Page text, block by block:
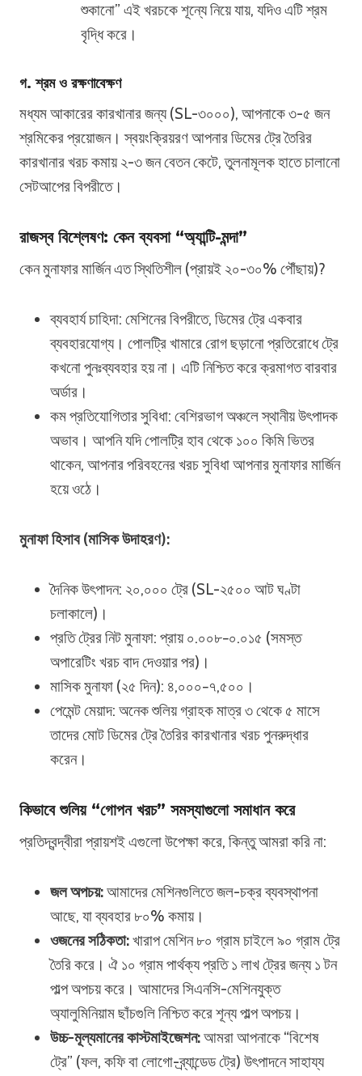
শুকানো” এই খরচকে শূন্যে নিয়ে যায়, যদিও এটি শ্রম
বৃদ্ধি করে।
গ. শ্রম ও রক্ষণাবেক্ষণ
মধ্যম আকারের কারখানার জন্য (SL-৩০০০), আপনাকে ৩-৫ জন
শ্রমিকের প্রয়োজন। স্বয়ংক্রিয়রণ আপনার ডিমের ট্রে তৈরির
কারখানার খরচ কমায় ২-৩ জন বেতন কেটে, তুলনামূলক হাতে চালানো
সেটআপের বিপরীতে।
রাজস্ব বিশ্লেষণ: কেন ব্যবসা “অ্যান্টি-মন্দা”
কেন মুনাফার মার্জিন এত স্থিতিশীল (প্রায়ই ২০-৩০% পৌঁছায়)?
ব্যবহার্য চাহিদা: মেশিনের বিপরীতে, ডিমের ট্রে একবার
ব্যবহারযোগ্য। পোলট্রি খামারে রোগ ছড়ানো প্রতিরোধে ট্রে
কখনো পুনঃব্যবহার হয় না। এটি নিশ্চিত করে ক্রমাগত বারবার
অর্ডার।
কম প্রতিযোগিতার সুবিধা: বেশিরভাগ অঞ্চলে স্থানীয় উৎপাদক
অভাব। আপনি যদি পোলট্রি হাব থেকে ১০০ কিমি ভিতর
থাকেন, আপনার পরিবহনের খরচ সুবিধা আপনার মুনাফার মার্জিন
হয়ে ওঠে।
মুনাফা হিসাব (মাসিক উদাহরণ):
দৈনিক উৎপাদন: ২০,০০০ ট্রে (SL-২৫০০ আট ঘণ্টা
চলাকালে)।
প্রতি ট্রের নিট মুনাফা: প্রায় ০.০০৮−০.০১৫ (সমস্ত
অপারেটিং খরচ বাদ দেওয়ার পর)।
মাসিক মুনাফা (২৫ দিন): ৪,০০০−৭,৫০০।
পেমেন্ট মেয়াদ: অনেক শুলিয় গ্রাহক মাত্র ৩ থেকে ৫ মাসে
তাদের মোট ডিমের ট্রে তৈরির কারখানার খরচ পুনরুদ্ধার
করেন।
কিভাবে শুলিয় “গোপন খরচ” সমস্যাগুলো সমাধান করে
প্রতিদ্বন্দ্বীরা প্রায়শই এগুলো উপেক্ষা করে, কিন্তু আমরা করি না:
জল অপচয়:আমাদের মেশিনগুলিতে জল-চক্র ব্যবস্থাপনা
আছে, যা ব্যবহার ৮০% কমায়।
ওজনের সঠিকতা:খারাপ মেশিন ৮০ গ্রাম চাইলে ৯০ গ্রাম ট্রে
তৈরি করে। ঐ ১০ গ্রাম পার্থক্য প্রতি ১ লাখ ট্রের জন্য ১ টন
পাল্প অপচয় করে। আমাদের সিএনসি-মেশিনযুক্ত
অ্যালুমিনিয়াম ছাঁচগুলি নিশ্চিত করে শূন্য পাল্প অপচয়।
উচ্চ-মূল্যমানের কাস্টমাইজেশন:আমরা আপনাকে “বিশেষ
ট্রে” (ফল, কফি বা লোগো-ব্র্যান্ডেড ট্রে) উৎপাদনে সাহায্য